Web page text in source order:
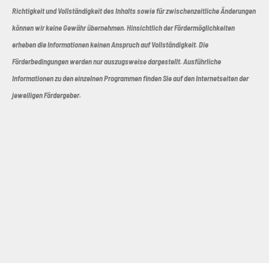
Richtigkeit und Vollständigkeit des Inhalts sowie für zwischenzeitliche Änderungen
können wir keine Gewähr übernehmen. Hinsichtlich der Fördermöglichkeiten
erheben die Informationen keinen Anspruch auf Vollständigkeit. Die
Förderbedingungen werden nur auszugsweise dargestellt. Ausführliche
Informationen zu den einzelnen Programmen finden Sie auf den Internetseiten der
jeweiligen Fördergeber.